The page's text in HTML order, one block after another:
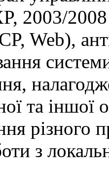
2003/
Web),
та іншої
різного
з